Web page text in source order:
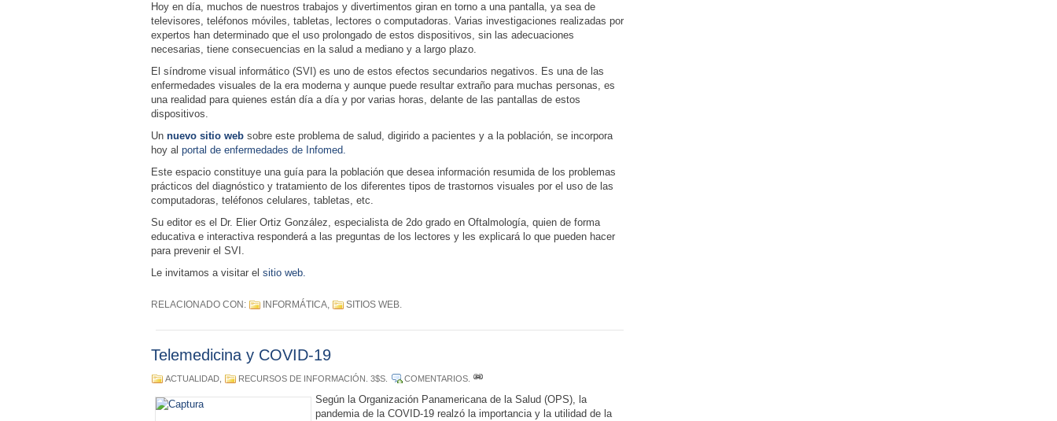
Hoy en día, muchos de nuestros trabajos y divertimentos giran en torno a una pantalla, ya sea de
televisores, teléfonos móviles, tabletas, lectores o computadoras. Varias investigaciones realizadas por
expertos han determinado que el uso prolongado de estos dispositivos, sin las adecuaciones
necesarias, tiene consecuencias en la salud a mediano y a largo plazo.
El síndrome visual informático (SVI) es uno de estos efectos secundarios negativos. Es una de las
enfermedades visuales de la era moderna y aunque puede resultar extraño para muchas personas, es
una realidad para quienes están día a día y por varias horas, delante de las pantallas de estos
dispositivos.
Un nuevo sitio web sobre este problema de salud, digirido a pacientes y a la población, se incorpora
hoy al portal de enfermedades de Infomed.
Este espacio constituye una guía para la población que desea información resumida de los problemas
prácticos del diagnóstico y tratamiento de los diferentes tipos de trastornos visuales por el uso de las
computadoras, teléfonos celulares, tabletas, etc.
Su editor es el Dr. Elier Ortiz González, especialista de 2do grado en Oftalmología, quien de forma
educativa e interactiva responderá a las preguntas de los lectores y les explicará lo que pueden hacer
para prevenir el SVI.
Le invitamos a visitar el sitio web.
RELACIONADO CON: INFORMÁTICA, SITIOS WEB.
Telemedicina y COVID-19
ACTUALIDAD RECURSOS DE INFORMACIÓN . 3$S. COMENTARIOS
Según la Organización Panamericana de la Salud (OPS), la
pandemia de la COVID-19 realzó la importancia y la utilidad de la